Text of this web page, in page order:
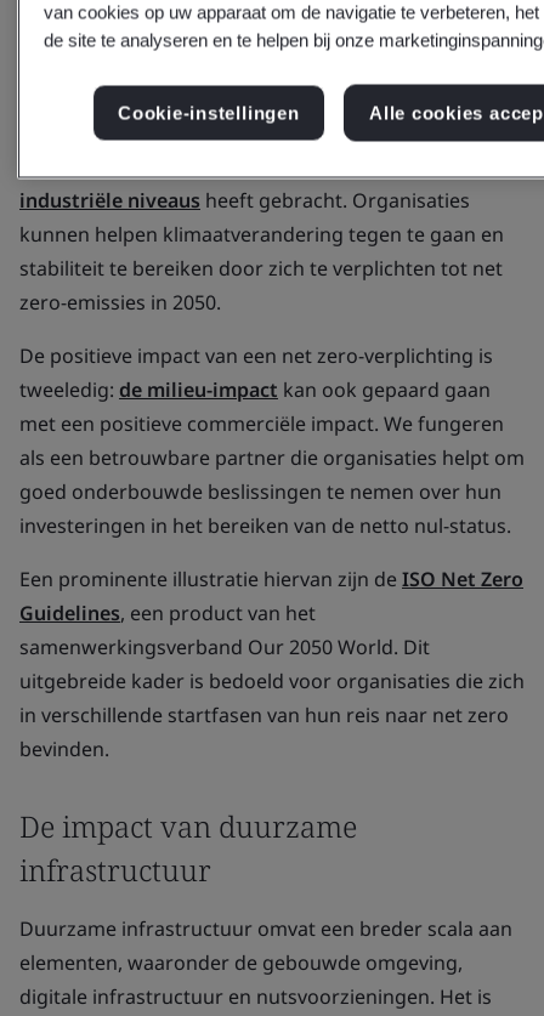
De route naar net zero
Klimaatverandering bedreigt de stabiliteit van het
milieu, nu de opwarming van de aarde de
industriële niveaus heeft gebracht. Organisaties
kunnen helpen klimaatverandering tegen te gaan en
stabiliteit te bereiken door zich te verplichten tot net
zero-emissies in 2050.
De positieve impact van een net zero-verplichting is
tweeledig: de milieu-impact kan ook gepaard gaan
met een positieve commerciële impact. We fungeren
als een betrouwbare partner die organisaties helpt om
goed onderbouwde beslissingen te nemen over hun
investeringen in het bereiken van de netto nul-status.
Een prominente illustratie hiervan zijn de ISO Net Zero
Guidelines, een product van het
samenwerkingsverband Our 2050 World. Dit
uitgebreide kader is bedoeld voor organisaties die zich
in verschillende startfasen van hun reis naar net zero
bevinden.
De impact van duurzame
infrastructuur
Duurzame infrastructuur omvat een breder scala aan
elementen, waaronder de gebouwde omgeving,
digitale infrastructuur en nutsvoorzieningen. Het is
van cookies op uw apparaat om de navigatie te verbeteren,
de site te analyseren en te helpen bij onze
Cookie-instellingen Alle cookies